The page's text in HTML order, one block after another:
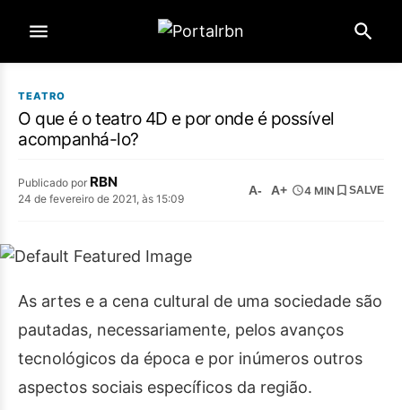
TEATRO
O que é o teatro 4D e por onde é possível
acompanhá-lo?
Publicado por RBN
24 de fevereiro de 2021, às 15:09
A- A+ 4 MIN SALVE
As artes e a cena cultural de uma sociedade são
pautadas, necessariamente, pelos avanços
tecnológicos da época e por inúmeros outros
aspectos sociais específicos da região.